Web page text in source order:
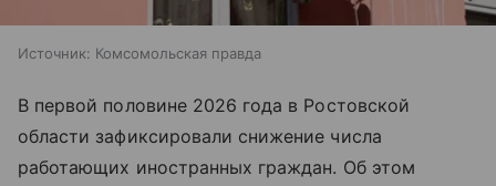
Источник: Комсомольская правда
В первой половине 2026 года в Ростовской
области зафиксировали снижение числа
работающих иностранных граждан. Об этом